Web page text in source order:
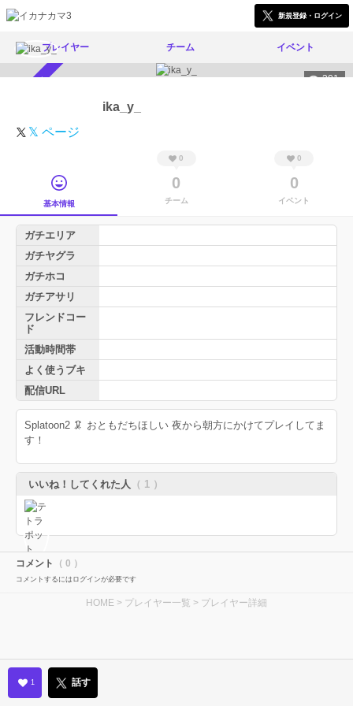
新規登録・ログイン
プレイヤー チーム イベント
301
ika_y_
𝕏 ページ
基本情報
0
0
チーム
0
0
イベント
ガチエリア
ガチヤグラ
ガチホコ
ガチアサリ
フレンドコー
ド
活動時間帯
よく使うブキ
配信URL
Splatoon2 🦑 おともだちほしい 夜から朝方にかけてプレイしてま
す！
いいね！してくれた人 （ 1 ）
コメント （ 0 ）
コメントするにはログインが必要です
HOME > プレイヤー一覧 > プレイヤー詳細
1 話す